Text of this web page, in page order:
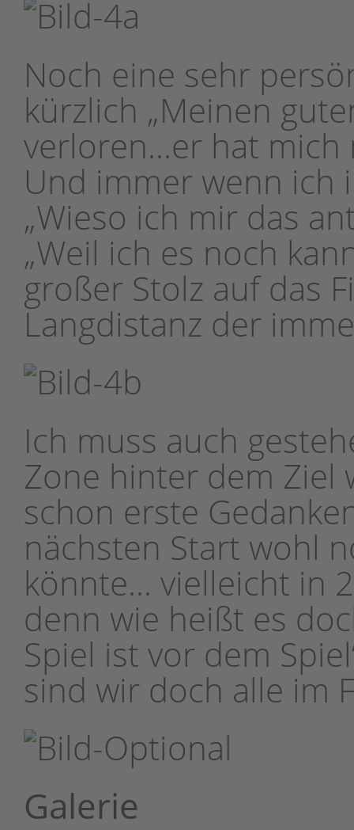
Noch eine sehr
kürzlich „Meinen
verloren...er hat
Und immer wenn ich
„Wieso ich mir das
„Weil ich es noch
großer Stolz auf das
Langdistanz der
Ich muss auch
Zone hinter dem Ziel
schon erste
nächsten Start wohl
könnte... vielleicht in
denn wie heißt es
Spiel ist vor dem
sind wir doch alle im
Galerie